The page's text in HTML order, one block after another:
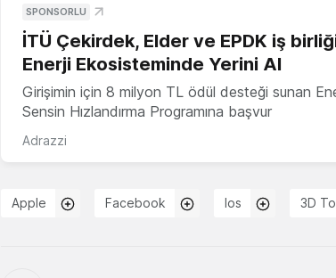
SPONSORLU
İTÜ Çekirdek, Elder ve EPDK iş
Enerji Ekosisteminde Yerini Al
Girişimin için 8 milyon TL ödül desteği sunan
Sensin Hızlandırma Programına başvur
Adrazzi
Apple Facebook Ios 3D